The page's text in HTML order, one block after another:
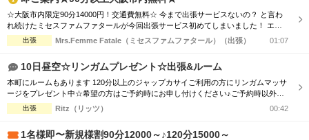
☆大阪市内限定90分14000円！交通費無料☆ 今まで出張サービスないの？ と言わ
れ続けたミセスファムファタールが今回出張サービス初めてしまいました！ エリ
アによっては交通費の差が出ますので詳細はTELにてお伝えさせて頂きます。 90
分コース14000円 120分コース18000円 でのご案内☆ 是非この機会に一度お電話お
出張 Mrs.Femme Fatale（ミセスファムファタール）（出張） 01:07
10日昼空☆リンガムプレゼント☆出張&ルーム
本町にルームもあります 120分以上のジャップカサイご利用の方にリンガムマッサ
ージをプレゼント中☆希望の方はご予約時にお申し付けください♪ご予約時以外の
申し付けはオプションとなります 個人店&人気店のため「今からすぐ」のご予約は
難しいことがあります。早めのご予約を推奨します 数少ない朝～夕方の出張マッ
尿...
出張 Ritz（リッツ） 00:42
1名様即〜新規様割90分12000～♪120分15000～